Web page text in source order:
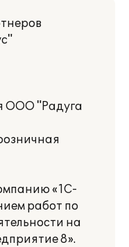
ООО "Радуга
«1С-
работ по
на
8».